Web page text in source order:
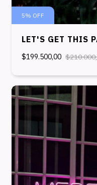
5% OFF
LET'S GET THIS
$199.500,00